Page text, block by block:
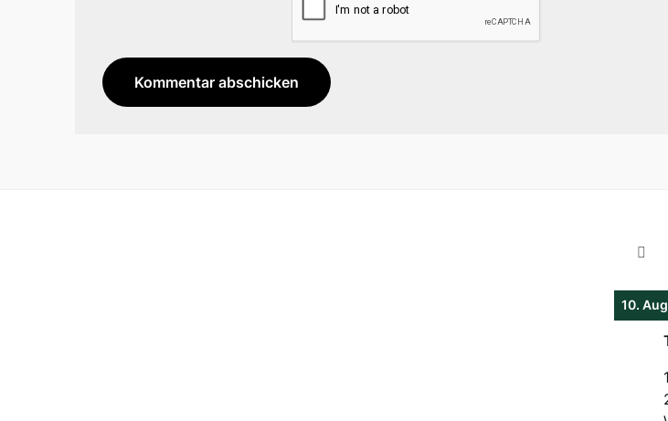
10.